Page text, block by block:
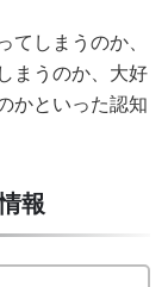
しまうのか、
まうのか、大好
かといった認知
報